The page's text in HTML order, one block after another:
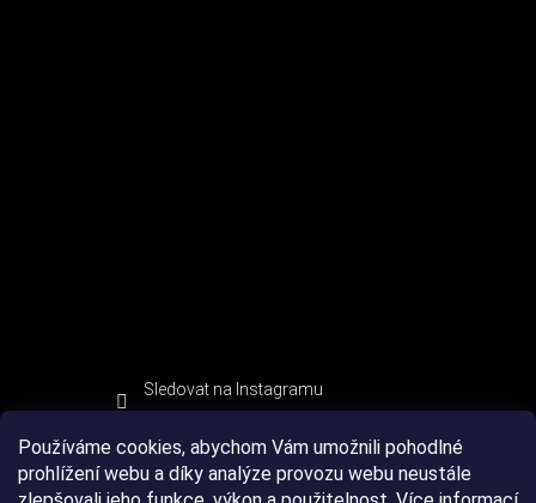
Používáme cookies, abychom Vám umožnili pohodlné
prohlížení webu a díky analýze provozu webu neustále
Sledovat na Instagramu